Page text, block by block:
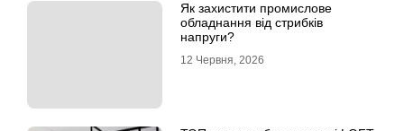
Як захистити промислове
обладнання від стрибків
напруги?
12 Червня, 2026